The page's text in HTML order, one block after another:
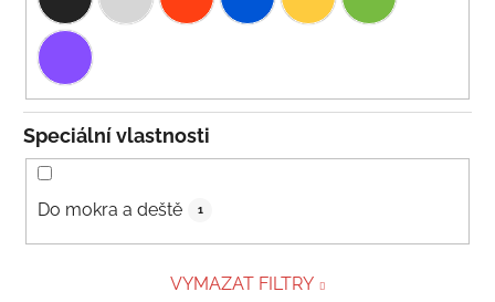
Speciální vlastnosti
Do mokra a deště 1
VYMAZAT FILTRY